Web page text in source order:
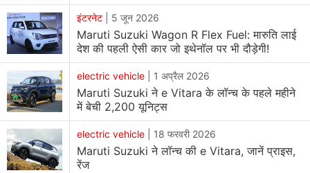
इंटरनेट 5 जून 2026
Maruti Suzuki Wagon R Flex Fuel: मारुति लाई
देश की पहली ऐसी कार जो इथेनॉल पर भी दौड़ेगी!
electric vehicle 1 अप्रैल 2026
Maruti Suzuki ने e Vitara के लॉन्च के पहले महीने
में बेची 2,200 यूनिट्स
electric vehicle 18 फरवरी 2026
Maruti Suzuki ने लॉन्च की e Vitara, जानें प्राइस,
रेंज